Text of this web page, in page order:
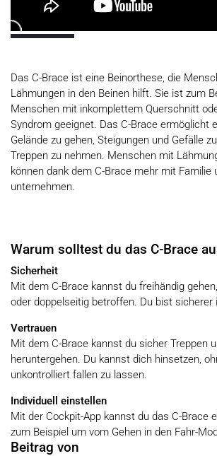
Das C-Brace ist eine Beinorthese, die
Lähmungen in den Beinen hilft. Sie ist zum
Menschen mit inkomplettem Querschnitt
Syndrom geeignet. Das C-Brace ermöglicht
Gelände zu gehen, Steigungen und Gefälle
Treppen zu nehmen. Menschen mit
können dank dem C-Brace mehr mit Familie
unternehmen.
Warum solltest du das C-Brace
Sicherheit
Mit dem C-Brace kannst du freihändig
oder doppelseitig betroffen. Du bist sicherer
Vertrauen
Mit dem C-Brace kannst du sicher Treppen
heruntergehen. Du kannst dich hinsetzen,
unkontrolliert fallen zu lassen.
Individuell einstellen
Mit der Cockpit-App kannst du das C-Brace
zum Beispiel um vom Gehen in den Fahr-
Beitrag von